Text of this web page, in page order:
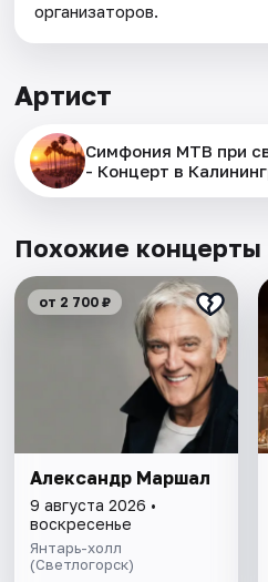
организаторов.
Артист
Симфония МТВ при
- Концерт в
Похожие концерты
от 2 700 ₽
Александр Маршал
9 августа 2026 •
воскресенье
Янтарь-холл
(Светлогорск)